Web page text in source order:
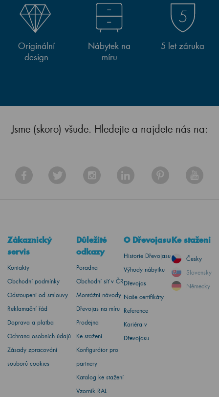
Originální
design
Nábytek na
míru
5 let záruka
Jsme (skoro) všude. Hledejte a najdete nás na:
Zákaznický
servis
Kontakty
Obchodní podmínky
Odstoupení od smlouvy
Reklamační řád
Doprava a platba
Ochrana osobních údajů
Zásady zpracování
souborů cookies
Důležité
odkazy
Poradna
Obchodní síť v ČR
Montážní návody
Dřevojas na míru
Prodejna
Ke stažení
Konfigurátor pro
partnery
Katalog ke stažení
Vzorník RAL
O Dřevojasu
Historie Dřevojasu
Výhody nábytku
Dřevojas
Naše certifikáty
Reference
Kariéra v
Dřevojasu
Ke stažení
Česky
Slovensky
Německy